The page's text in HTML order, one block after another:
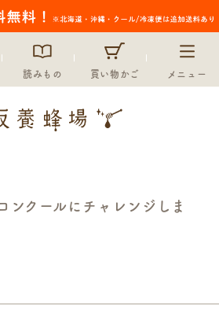
読みもの 買い物かご メニュー
ンクールにチャレンジしま